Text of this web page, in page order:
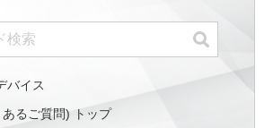
バイス
あるご質問) トップ